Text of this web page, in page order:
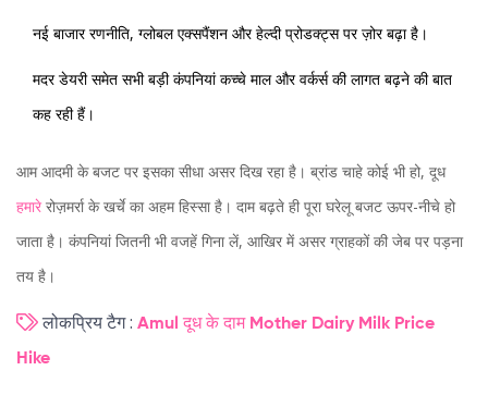
नई बाजार रणनीति, ग्लोबल एक्सपैंशन और हेल्दी प्रोडक्ट्स पर ज़ोर बढ़ा है।
मदर डेयरी समेत सभी बड़ी कंपनियां कच्चे माल और वर्कर्स की लागत बढ़ने की बात
कह रही हैं।
आम आदमी के बजट पर इसका सीधा असर दिख रहा है। ब्रांड चाहे कोई भी हो, दूध
हमार े रोज़मर्रा के खर्चे का अहम हिस्सा है। दाम बढ़ते ही पूरा घरेलू बजट ऊपर-नीचे हो
जाता है। कंपनियां जितनी भी वजहें गिना लें, आखिर में असर ग्राहकों की जेब पर पड़ना
तय है।
लोकप्रिय टैग : Amul दूध के दाम Mother Dairy Milk Price
Hike